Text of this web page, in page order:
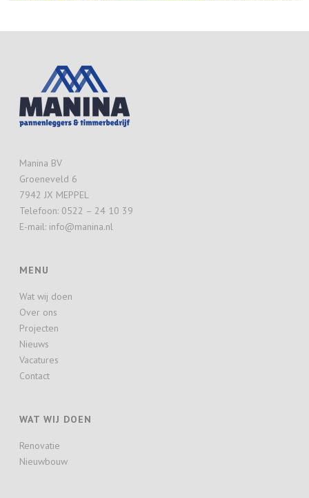
Manina BV
Groeneveld 6
7942 JX MEPPEL
Telefoon: 0522 – 24 10 39
E-mail: info@manina.nl
MENU
Wat wij doen
Over ons
Projecten
Nieuws
Vacatures
Contact
WAT WIJ DOEN
Renovatie
Nieuwbouw